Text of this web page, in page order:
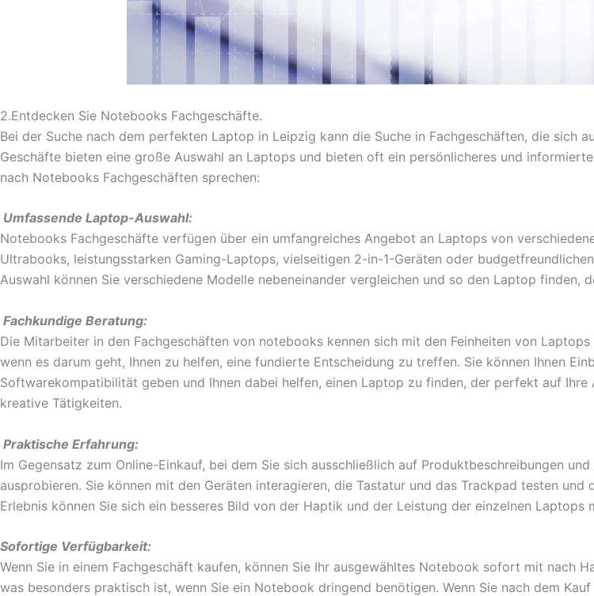
2.Entdecken Sie Notebooks Fachgeschäfte.
Bei der Suche nach dem perfekten Laptop in Leipzig kann die Suche in Fachgeschäften, die sich
Geschäfte bieten eine große Auswahl an Laptops und bieten oft ein persönlicheres und
nach Notebooks Fachgeschäften sprechen:
Umfassende Laptop-Auswahl:
Notebooks Fachgeschäfte verfügen über ein umfangreiches Angebot an Laptops von
Ultrabooks, leistungsstarken Gaming-Laptops, vielseitigen 2-in-1-Geräten oder
Auswahl können Sie verschiedene Modelle nebeneinander vergleichen und so den Laptop finden,
Fachkundige Beratung:
Die Mitarbeiter in den Fachgeschäften von notebooks kennen sich mit den Feinheiten von
wenn es darum geht, Ihnen zu helfen, eine fundierte Entscheidung zu treffen. Sie können Ihnen
Softwarekompatibilität geben und Ihnen dabei helfen, einen Laptop zu finden, der perfekt auf
kreative Tätigkeiten.
Praktische Erfahrung:
Im Gegensatz zum Online-Einkauf, bei dem Sie sich ausschließlich auf Produktbeschreibungen
ausprobieren. Sie können mit den Geräten interagieren, die Tastatur und das Trackpad testen
Erlebnis können Sie sich ein besseres Bild von der Haptik und der Leistung der einzelnen Laptops
Sofortige Verfügbarkeit:
Wenn Sie in einem Fachgeschäft kaufen, können Sie Ihr ausgewähltes Notebook sofort mit nach
was besonders praktisch ist, wenn Sie ein Notebook dringend benötigen. Wenn Sie nach dem